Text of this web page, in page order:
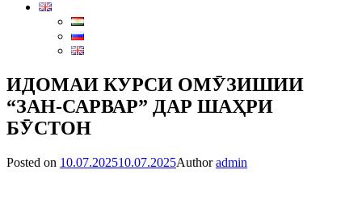
ИДОМАИ КУРСИ ОМӮЗИШИИ
“ЗАН-САРВАР” ДАР ШАҲРИ
БӮСТОН
Posted on 10.07.202510.07.2025Author admin